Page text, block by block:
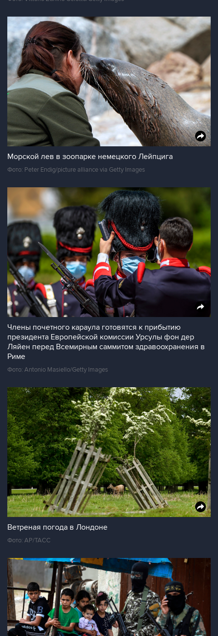
Морской лев в зоопарке немецкого Лейпцига
Фото: Peter Endig/picture alliance via Getty Images
Члены почетного караула готовятся к прибытию
президента Европейской комиссии Урсулы фон дер
Ляйен перед Всемирным саммитом здравоохранения в
Риме
Фото: Antonio Masiello/Getty Images
Ветреная погода в Лондоне
Фото: AP/ТАСС